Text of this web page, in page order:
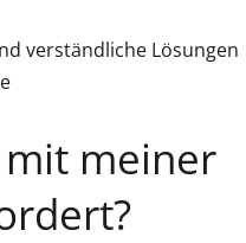
verständliche Lösungen
meiner